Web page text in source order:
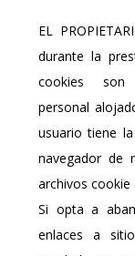
EL
durante la
cookies
personal
usuario tiene
navegador de
archivos cookie
Si opta a
enlaces a